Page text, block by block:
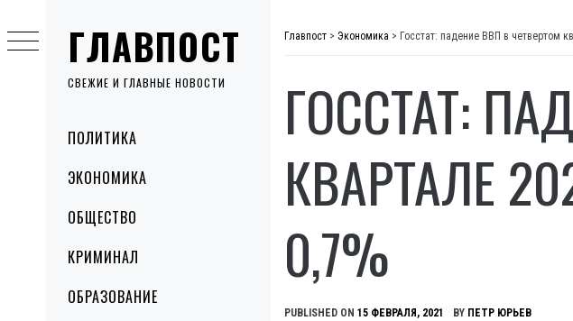
ГЛАВПОСТ
СВЕЖИЕ И ГЛАВНЫЕ НОВОСТИ
MenuПОЛИТИКА
ЭКОНОМИКА
ОБЩЕСТВО
КРИМИНАЛ
ОБРАЗОВАНИЕ
to
content
Главпост > Экономика > Госстат: падение ВВП в четвертом
ГОССТАТ:
КВАРТАЛЕ
0,7%
PUBLISHED ON 15 ФЕВРАЛЯ, 2021 BY ПЕТР ЮРЬЕВ